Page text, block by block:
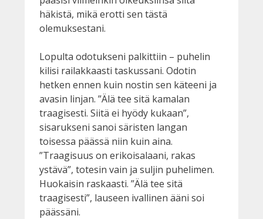
häkistä, mikä erotti sen tästä
olemuksestani.
Lopulta odotukseni palkittiin – puhelin
kilisi railakkaasti taskussani. Odotin
hetken ennen kuin nostin sen käteeni ja
avasin linjan. ”Älä tee sitä kamalan
traagisesti. Siitä ei hyödy kukaan”,
sisarukseni sanoi säristen langan
toisessa päässä niin kuin aina.
”Traagisuus on erikoisalaani, rakas
ystävä”, totesin vain ja suljin puhelimen.
Huokaisin raskaasti. ”Älä tee sitä
traagisesti”, lauseen ivallinen ääni soi
päässäni.